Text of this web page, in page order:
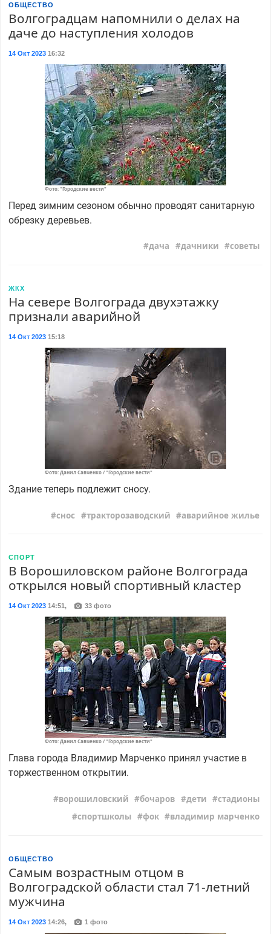
ОБЩЕСТВО
Волгоградцам напомнили о делах на
даче до наступления холодов
14 Окт 202316:32
Фото: "Городские вести"
Перед зимним сезоном обычно проводят санитарную
обрезку деревьев.
дача дачники советы
ЖКХ
На севере Волгограда двухэтажку
признали аварийной
14 Окт 202315:18
Фото: Данил Савченко / "Городские вести"
Здание теперь подлежит сносу.
снос тракторозаводский аварийное жилье
СПОРТ
В Ворошиловском районе Волгограда
открылся новый спортивный кластер
14 Окт 202314:51 , 33 фото
Фото: Данил Савченко / "Городские вести"
Глава города Владимир Марченко принял участие в
торжественном открытии.
ворошиловский бочаров дети
стадионы
спортшколы
фок владимир марченко
ОБЩЕСТВО
Самым возрастным отцом в
Волгоградской области стал 71-летний
мужчина
14 Окт 202314:26, 1 фото